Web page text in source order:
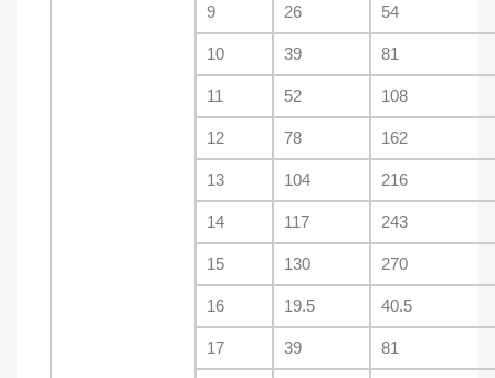
9 26 54
10 39 81
11 52 108
12 78 162
13 104 216
14 117 243
15 130 270
16 19.5 40.5
17 39 81